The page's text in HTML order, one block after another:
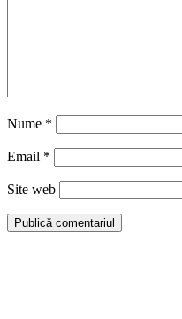
Nume *
Email *
Site web